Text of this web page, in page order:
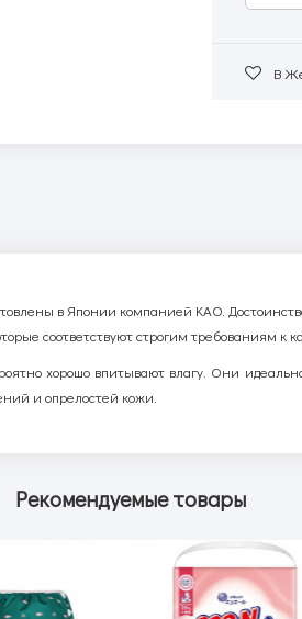
В
в Японии компанией KAO.
соответствуют строгим требованиям к
хорошо впитывают влагу. Они
и опрелостей кожи.
Рекомендуемые товары